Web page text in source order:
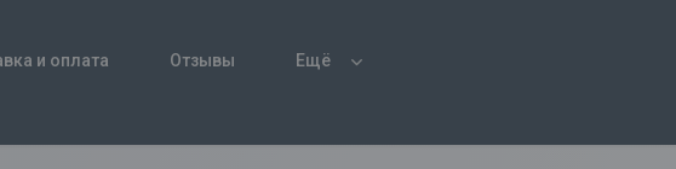
и оплата Отзывы Ещё